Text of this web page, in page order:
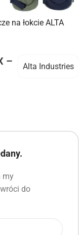
na łokcie ALTA
–
Alta Industries
my
do